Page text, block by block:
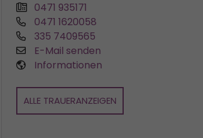
0471 935171
0471 1620058
335 7409565
E-Mail senden
Informationen
ALLE TRAUERANZEIGEN